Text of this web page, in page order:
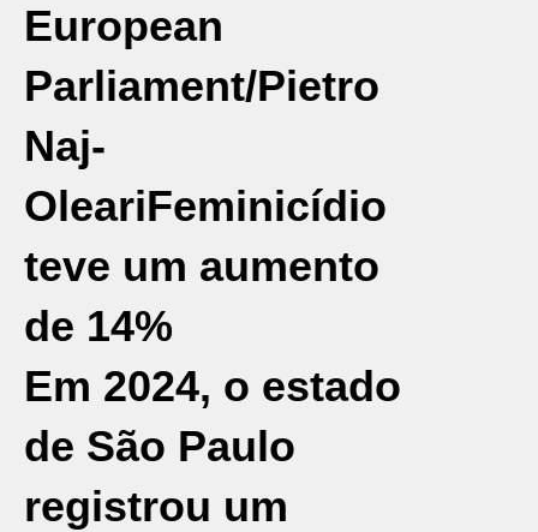
European
Parliament/Pietro
Naj-
OleariFeminicídio
teve um aumento
de 14%
Em 2024, o estado
de São Paulo
registrou um